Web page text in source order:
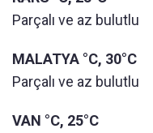
Parçalı ve az bulutlu
MALATYA °C, 30°C
Parçalı ve az bulutlu
VAN °C, 25°C